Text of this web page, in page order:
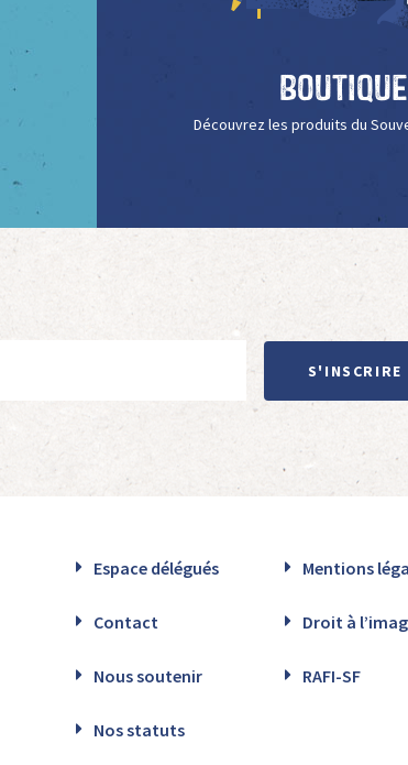
Boutique
Découvrez les produits du
S'INSCRIRE
Espace délégués Mentions
Contact Droit à
Nous soutenir RAFI-SF
Nos statuts